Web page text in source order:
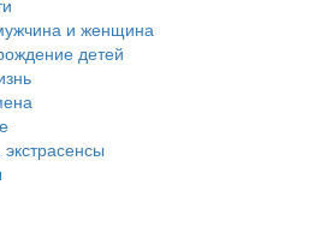
и женщина
детей